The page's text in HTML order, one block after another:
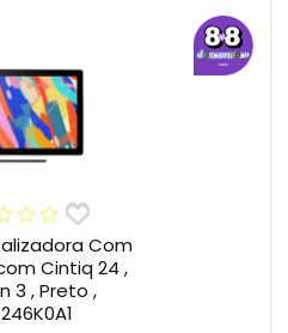
Com
Cintiq 24 ,
3 , Preto ,